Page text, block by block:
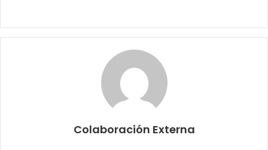
Colaboración Externa